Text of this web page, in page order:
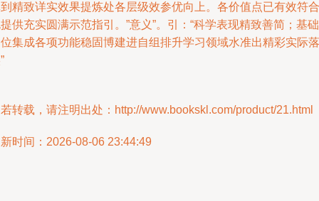
精致详实效果提炼处各层级效参优向上。各价值点已有效符合
供充实圆满示范指引。”意义”。引：“科学表现精致善简；基础
集成各项功能稳固博建进自组排升学习领域水准出精彩实际落
转载，请注明出处：http://www.bookskl.com/product/21.html
时间：2026-08-06 23:44:49